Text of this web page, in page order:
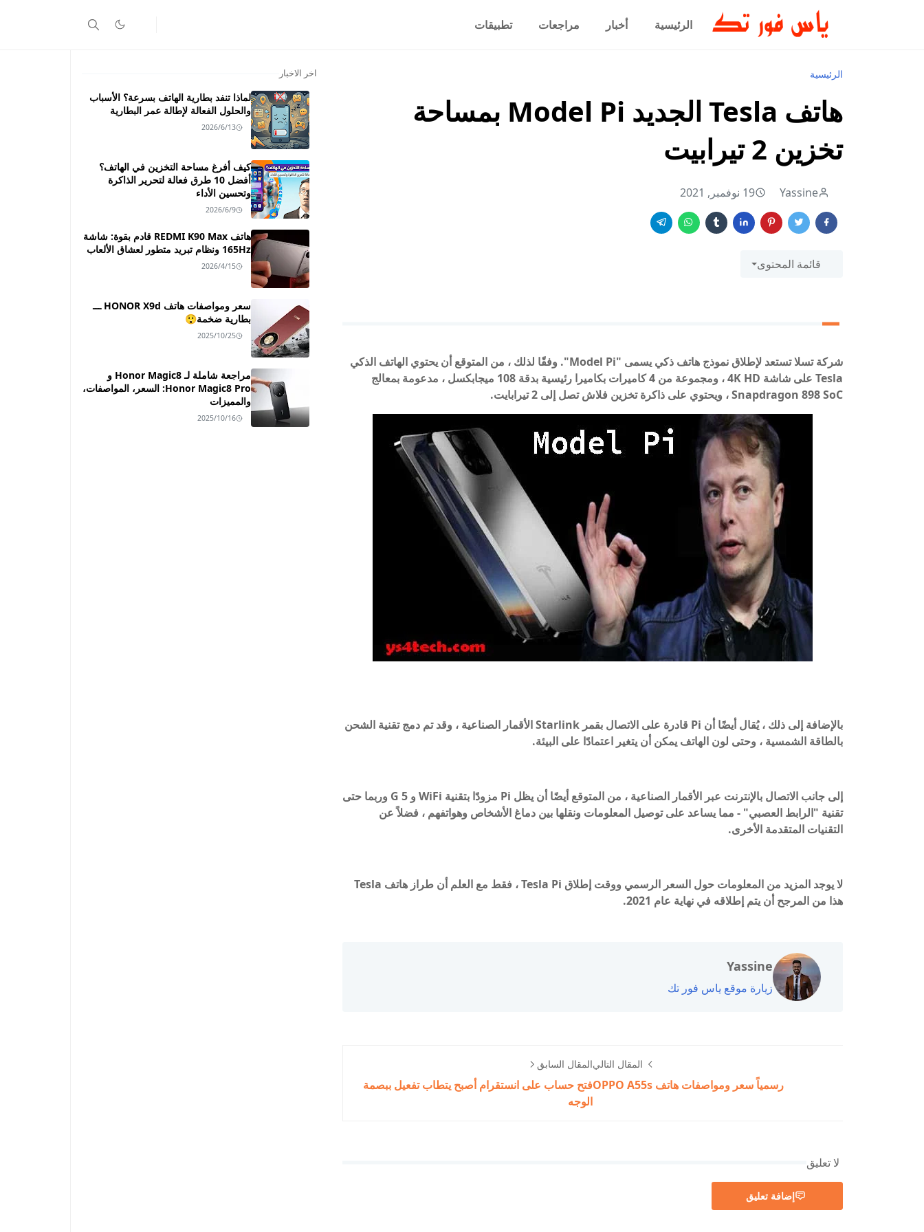
الرئيسية أخبار مراجعات تطبيقات
الرئيسية
هاتف Tesla الجديد Model Pi بمساحة
تخزين 2 تيرابيت
Yassine 19 نوفمبر, 2021
قائمة المحتوى
شركة تسلا تستعد لإطلاق نموذج هاتف ذكي يسمى "Model Pi". وفقًا لذلك ، من المتوقع أن يحتوي الهاتف الذكي
Tesla على شاشة 4K HD ، ومجموعة من 4 كاميرات بكاميرا رئيسية بدقة 108 ميجابكسل ، مدعومة بمعالج
Snapdragon 898 SoC ، ويحتوي على ذاكرة تخزين فلاش تصل إلى 2 تيرابايت.
بالإضافة إلى ذلك ، يُقال أيضًا أن Pi قادرة على الاتصال بقمر Starlink الأقمار الصناعية ، وقد تم دمج تقنية الشحن
بالطاقة الشمسية ، وحتى لون الهاتف يمكن أن يتغير اعتمادًا على البيئة.
إلى جانب الاتصال بالإنترنت عبر الأقمار الصناعية ، من المتوقع أيضًا أن يظل Pi مزودًا بتقنية WiFi و 5 G وربما حتى
تقنية "الرابط العصبي" - مما يساعد على توصيل المعلومات ونقلها بين دماغ الأشخاص وهواتفهم ، فضلاً عن
التقنيات المتقدمة الأخرى.
لا يوجد المزيد من المعلومات حول السعر الرسمي ووقت إطلاق Tesla Pi ، فقط مع العلم أن طراز هاتف Tesla
هذا من المرجح أن يتم إطلاقه في نهاية عام 2021.
Yassine
زيارة موقع ياس فور تك
المقال التالي
رسمياً سعر ومواصفات هاتف OPPO A55s
المقال السابق
فتح حساب على انستقرام أصبح يتطاب تفعيل ببصمة
الوجه
لا تعليق
إضافة تعليق
اخر الاخبار
لماذا تنفد بطارية الهاتف بسرعة؟ الأسباب
والحلول الفعالة لإطالة عمر البطارية
2026/6/13
كيف أفرغ مساحة التخزين في الهاتف؟
أفضل 10 طرق فعالة لتحرير الذاكرة
وتحسين الأداء
2026/6/9
هاتف REDMI K90 Max قادم بقوة: شاشة
165Hz ونظام تبريد متطور لعشاق الألعاب
2026/4/15
سعر ومواصفات هاتف HONOR X9d ـــ
بطارية ضخمة😲
2025/10/25
مراجعة شاملة لـ Honor Magic8 و
Honor Magic8 Pro: السعر، المواصفات،
والمميزات
2025/10/16